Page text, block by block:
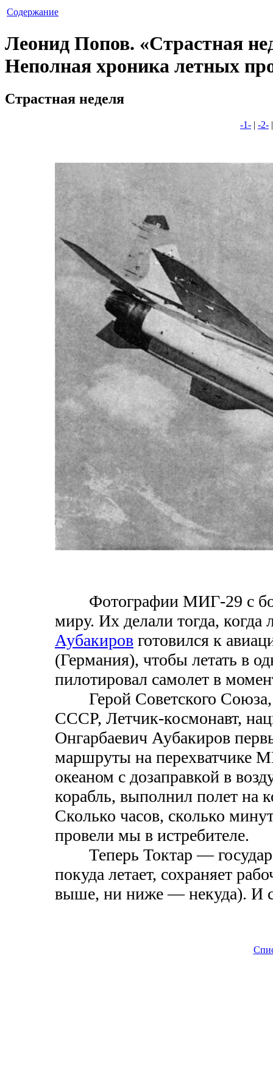
Содержание
Леонид Попов. «Страстная
Неполная хроника летных
Страстная неделя
-1- | -2-
Фотографии МИГ-29 с
миру. Их делали тогда,
Аубакиров готовился к
(Германия), чтобы летать в
пилотировал самолет в
Герой Советского Союза,
СССР, Летчик-космонавт,
Онгарбаевич Аубакиров
маршруты на перехватчике
океаном с дозаправкой в
корабль, выполнил полет на
Сколько часов, сколько
провели мы в истребителе.
Теперь Токтар —
покуда летает, сохраняет
выше, ни ниже — некуда). И